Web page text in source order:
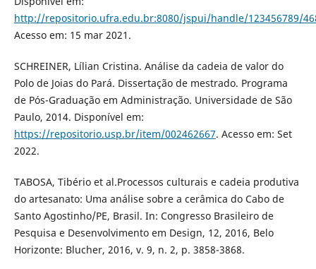
http://repositorio.ufra.edu.br:8080/jspui/handle/123456789/
Acesso em: 15 mar 2021.
SCHREINER, Lílian Cristina. Análise da cadeia de valor do
Polo de Joias do Pará. Dissertação de mestrado. Programa
de Pós-Graduação em Administração. Universidade de São
Paulo, 2014. Disponível em:
https://repositorio.usp.br/item/002462667. Acesso em: Set
2022.
TABOSA, Tibério et al.Processos culturais e cadeia produtiva
do artesanato: Uma análise sobre a cerâmica do Cabo de
Santo Agostinho/PE, Brasil. In: Congresso Brasileiro de
Pesquisa e Desenvolvimento em Design, 12, 2016, Belo
Horizonte: Blucher, 2016, v. 9, n. 2, p. 3858-3868.